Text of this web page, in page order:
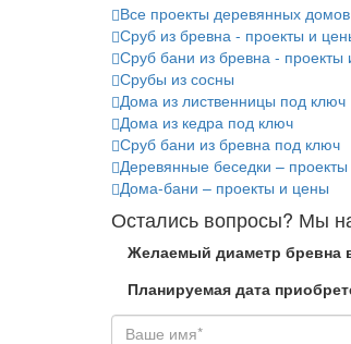
Все проекты деревянных
Сруб из бревна - проекты и
Сруб бани из бревна - проекты
Срубы из сосны
Дома из лиственницы под ключ
Дома из кедра под ключ
Сруб бани из бревна под ключ
Деревянные беседки –
Дома-бани – проекты и цены
Остались вопросы? Мы
Желаемый диаметр бревна
Планируемая дата